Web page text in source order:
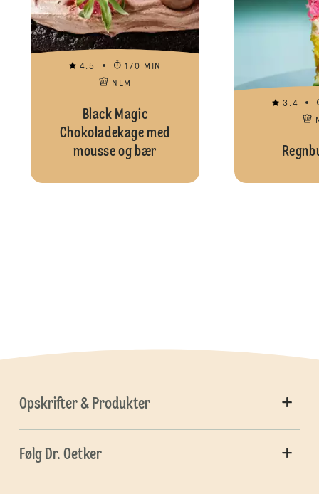
4.5
170 MIN
NEM
Black Magic
Chokoladekage med
mousse og bær
3.4
Opskrifter & Produkter
Følg Dr. Oetker